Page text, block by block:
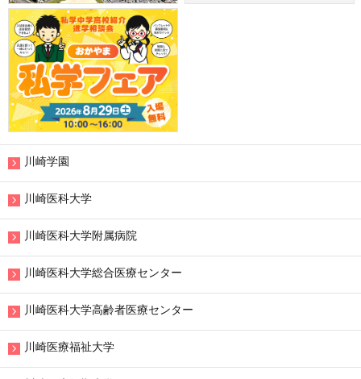
川崎学園
川崎医科大学
川崎医科大学附属病院
川崎医科大学総合医療センター
川崎医科大学高齢者医療センター
川崎医療福祉大学